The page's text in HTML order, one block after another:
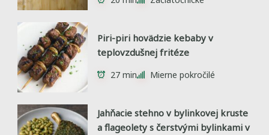
Piri-piri hovädzie kebaby v
teplovzdušnej fritéze
27 min Mierne pokročilé
Jahňacie stehno v bylinkovej kruste
a flageolety s čerstvými bylinkami v